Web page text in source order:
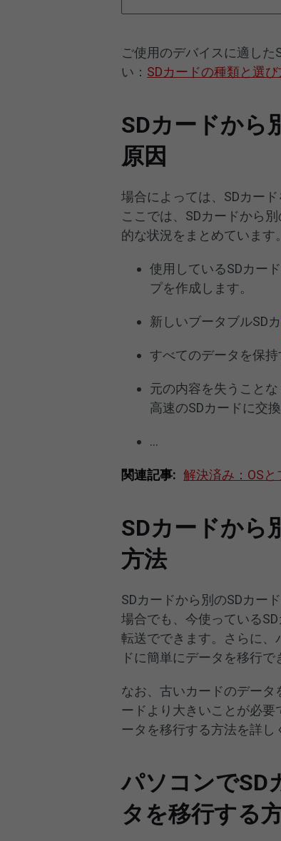
ご使用のデバイスに適した
い： SDカードの種類と選
SDカードから
原因
場合によっては、SDカー
ここでは、SDカードから
的な状況をまとめています。
使用しているSDカー
プを作成します。
新しいブータブルSD
すべてのデータを保持
元の内容を失うこと
高速のSDカードに交換
…
関連記事: 解決済み：OS
SDカードから
方法
SDカードから別のSDカー
場合でも、今使っている
転送でできます。さらに、
ドに簡単にデータを移行で
なお、古いカードのデータ
ードより大きいことが必要
ータを移行する方法を詳し
パソコンでSD
タを移行する